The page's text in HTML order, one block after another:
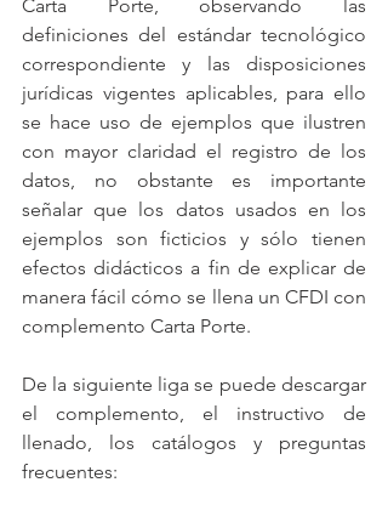
Carta Porte, observando las
definiciones del estándar tecnológico
correspondiente y las disposiciones
jurídicas vigentes aplicables, para ello
se hace uso de ejemplos que ilustren
con mayor claridad el registro de los
datos, no obstante es importante
señalar que los datos usados en los
ejemplos son ficticios y sólo tienen
efectos didácticos a fin de explicar de
manera fácil cómo se llena un CFDI con
complemento Carta Porte.
De la siguiente liga se puede descargar
el complemento, el instructivo de
llenado, los catálogos y preguntas
frecuentes: